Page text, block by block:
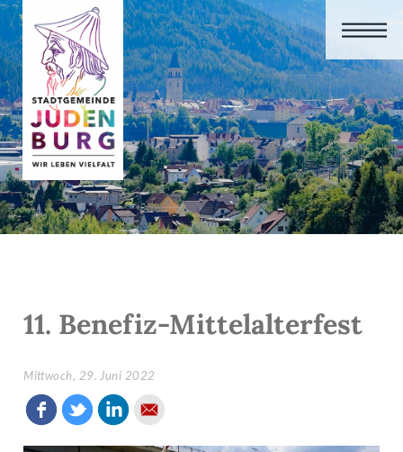
11. Benefiz-Mittelalterfest
Mittwoch, 29. Juni 2022